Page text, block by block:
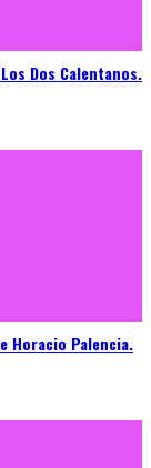
Dos Calentanos.
Horacio Palencia.